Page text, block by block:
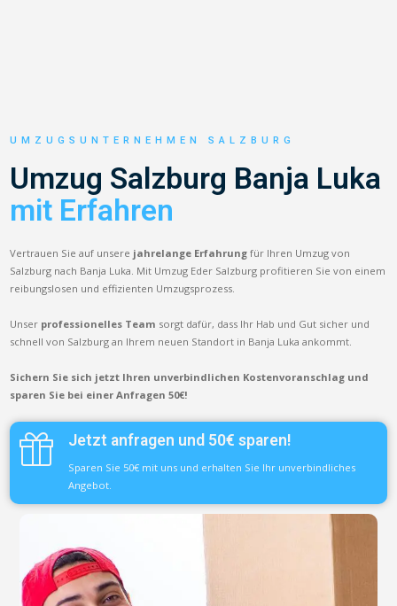
UMZUGSUNTERNEHMEN SALZBURG
Umzug Salzburg Banja Luka
mit Erfahren
Vertrauen Sie auf unsere jahrelange Erfahrung für Ihren Umzug von
Salzburg nach Banja Luka. Mit Umzug Eder Salzburg profitieren Sie von einem
reibungslosen und effizienten Umzugsprozess.
Unser professionelles Team sorgt dafür, dass Ihr Hab und Gut sicher und
schnell von Salzburg an Ihrem neuen Standort in Banja Luka ankommt.
Sichern Sie sich jetzt Ihren unverbindlichen Kostenvoranschlag und
sparen Sie bei einer Anfragen 50€!
Jetzt anfragen und 50€ sparen!
Sparen Sie 50€ mit uns und erhalten Sie Ihr unverbindliches
Angebot.